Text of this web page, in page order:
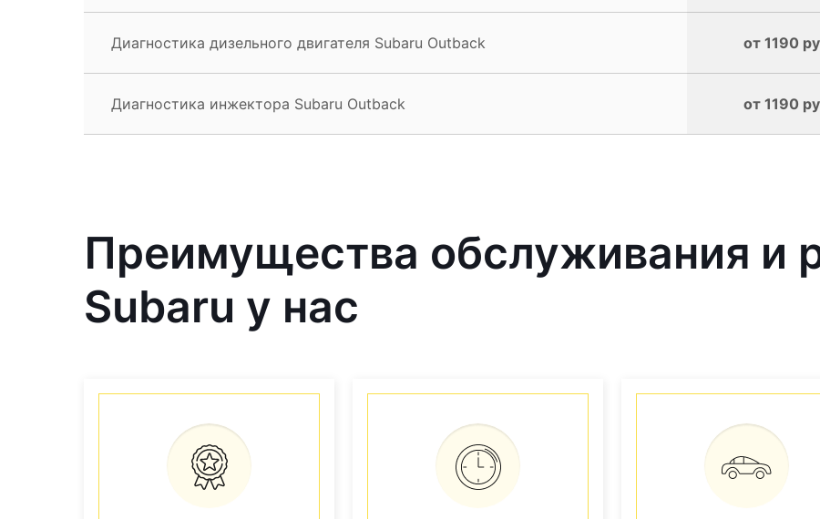
Диагностика дизельного двигателя Subaru Outback от 1190
Диагностика инжектора Subaru Outback от 1190
Преимущества обслуживания и
Subaru у нас